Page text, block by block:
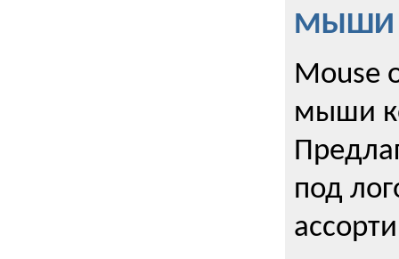
МЫШИ
Mouse
мыши
под